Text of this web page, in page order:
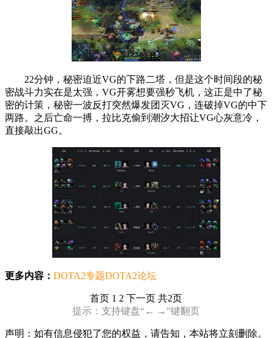
22分钟，秘密迫近VG的下路二塔，但是这个时间段的秘
密战斗力实在是太强，VG开雾想要强秒飞机，这正是中了秘
密的计策，秘密一波反打突然爆发团灭VG，连破掉VG的中下
两路。之后亡命一搏，拉比克偷到潮汐大招让VG心灰意冷，
直接敲出GG。
更多内容： DOTA2专题DOTA2论坛
首页 1 2 下一页 共2页
提示：支持键盘“← →”键翻页
声明：如有信息侵犯了您的权益，请告知，本站将立刻删除。